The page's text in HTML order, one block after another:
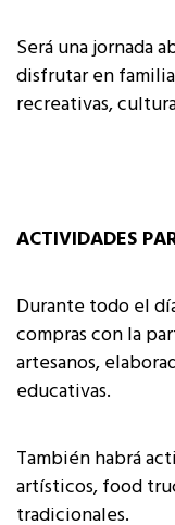
Será una jornada
disfrutar en
recreativas,
ACTIVIDADES
Durante todo el
compras con la
artesanos,
educativas.
También habrá
artísticos, food
tradicionales.